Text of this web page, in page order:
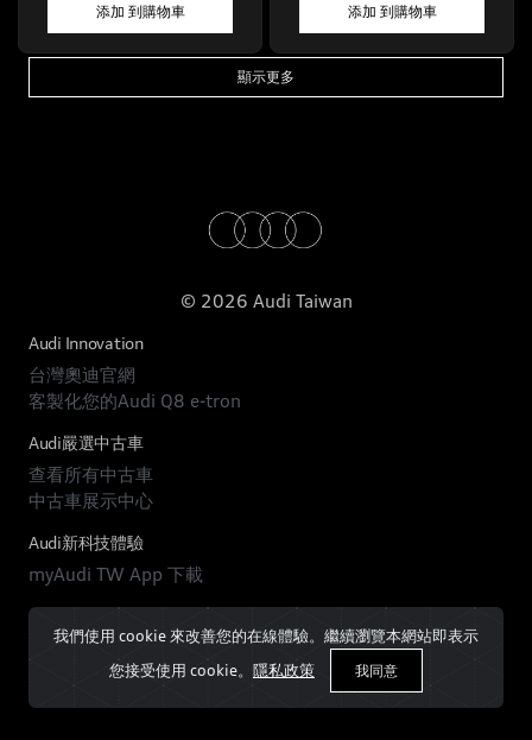
添加 到購物車 添加 到購物車
顯示更多
© 2026 Audi Taiwan
Audi Innovation
台灣奧迪官網
客製化您的Audi Q8 e-tron
Audi嚴選中古車
查看所有中古車
中古車展示中心
Audi新科技體驗
myAudi TW App 下載
我們使用 cookie 來改善您的在線體驗。繼續瀏覽本網站即表示
您接受使用 cookie。 隱私政策 我同意